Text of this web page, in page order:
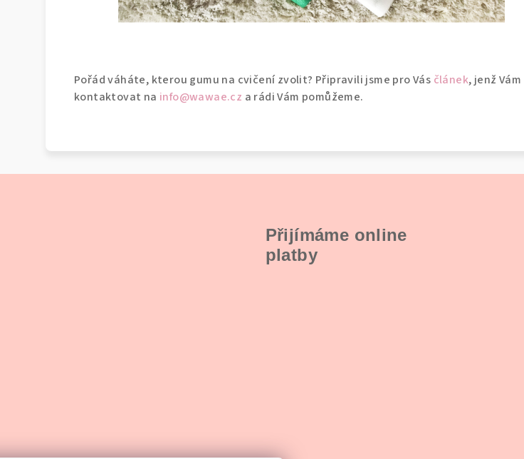
Pořád váháte, kterou gumu na cvičení zvolit? Připravili jsme pro Vás článek, jenž
kontaktovat na info@wawae.cz a rádi Vám pomůžeme.
Přijímáme online
platby